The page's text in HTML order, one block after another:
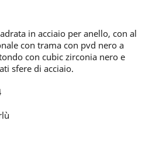
in acciaio per anello, con al
con trama con pvd nero a
con cubic zirconia nero e
sfere di acciaio.